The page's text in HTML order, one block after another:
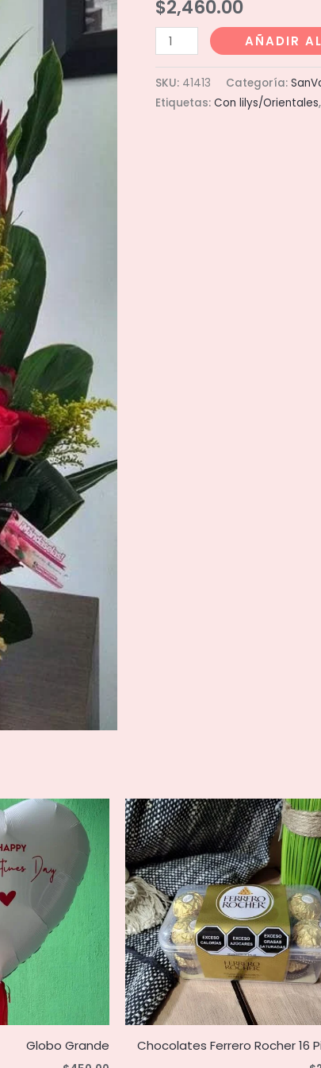
$2,460.00
Canasta
40
rosas
y
AÑADIR
SKU: 41413 Categoría:
Etiquetas: Con lilys/Orientales,
Globo Grande Chocolates Ferrero Rocher 16